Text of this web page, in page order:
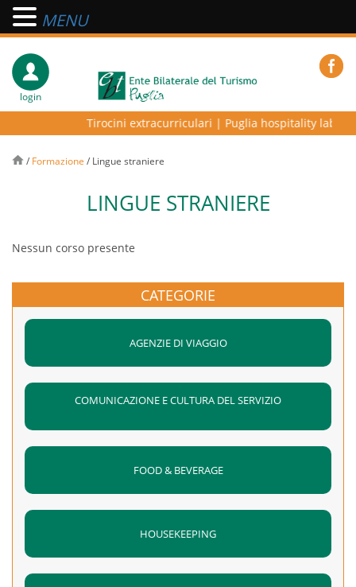
login
Tirocini extracurriculari|Puglia hospitality lab –
/ Formazione / Lingue straniere
LINGUE STRANIERE
Nessun corso presente
CATEGORIE
AGENZIE DI VIAGGIO
COMUNICAZIONE E CULTURA DEL SERVIZIO
FOOD & BEVERAGE
HOUSEKEEPING
MENU